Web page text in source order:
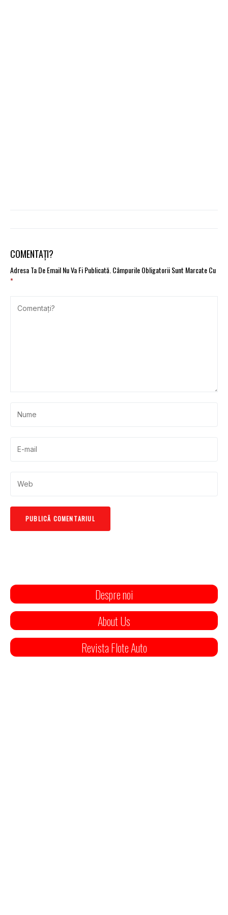
COMENTAȚI?
Adresa Ta De Email Nu Va Fi Publicată.Câmpurile Obligatorii Sunt Marcate Cu
*
Despre noi
About Us
Revista Flote Auto